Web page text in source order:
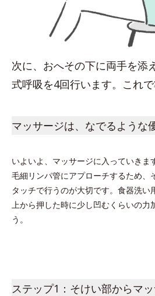
次に、おへその下に両手を添
式呼吸を4回行います。これで
マッサージは、なでるような
いよいよ、マッサージに入っていきま
毛細リンパ管にアプローチするため、
タッチで行うのが大切です。食器洗い
上から押した時に少し凹むくらいの力
う。
ステップ1：そけい部からマ